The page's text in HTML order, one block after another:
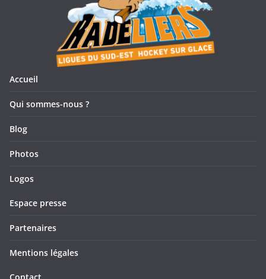
Accueil
Qui sommes-nous ?
Blog
Photos
Logos
Espace presse
Partenaires
Mentions légales